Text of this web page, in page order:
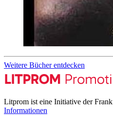
Weitere Bücher entdecken
Litprom ist eine Initiative der
Informationen